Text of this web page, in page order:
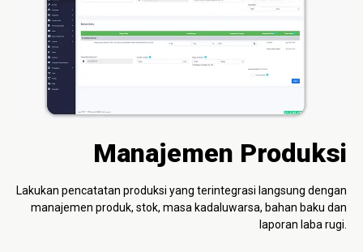
Manajemen Produksi
Lakukan pencatatan produksi yang terintegrasi langsung dengan
manajemen produk, stok, masa kadaluwarsa, bahan baku dan
laporan laba rugi.